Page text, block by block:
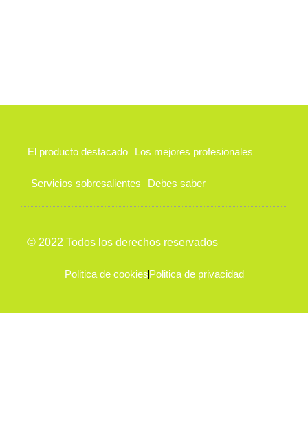
El producto destacado Los mejores profesionales
Servicios sobresalientes Debes saber
© 2022 Todos los derechos reservados
Politica de cookiesPolitica de privacidad